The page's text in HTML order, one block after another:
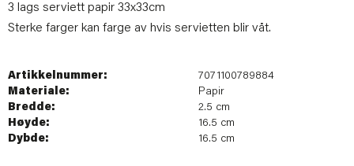
3 lags serviett papir 33x33cm
Sterke farger kan farge av hvis servietten blir våt.
Artikkelnummer:
7071100789884
Materiale:
Papir
Bredde:
2.5 cm
Høyde:
16.5 cm
Dybde:
16.5 cm